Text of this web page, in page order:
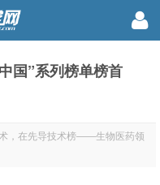
国”系列榜单榜首
术，在先导技术榜——生物医药领